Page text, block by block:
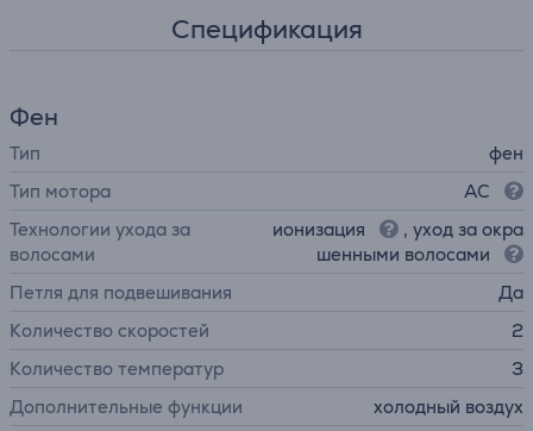
Спецификация
Фен
Тип
фен
Тип мотора
AC
Технологии ухода за
волосами
ионизация
, уход за окра
шенными волосами
Петля для подвешивания
Да
Количество скоростей
2
Количество температур
3
Дополнительные функции
холодный воздух